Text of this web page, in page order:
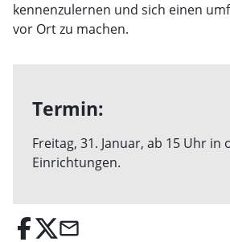
kennenzulernen und sich einen
vor Ort zu machen.
Termin:
Freitag, 31. Januar, ab 15 Uhr in
Einrichtungen.
email